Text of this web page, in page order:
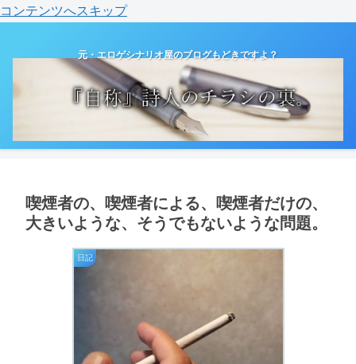
コンテンツへスキップ
元・エロゲシナリオ屋のブログもどきですよ？
喫煙者の、喫煙者による、喫煙者だけの、
大きいような、そうでもないような問題。
日記